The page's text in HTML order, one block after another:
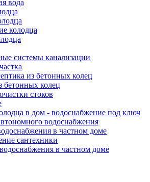
вода
колодца
системы канализации
из бетонных колец
бетонных колец
стоков
в дом - водоснабжение под ключ
водоснабжения
в частном доме
сантехники
в частном доме